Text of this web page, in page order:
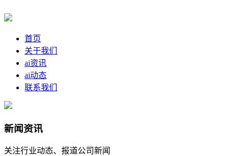
首页
关于我们
ai资讯
ai动态
联系我们
新闻资讯
关注行业动态、报道公司新闻